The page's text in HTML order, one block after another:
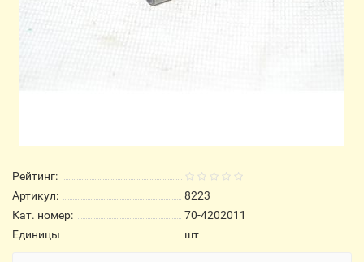
Рейтинг:
Артикул:
8223
Кат. номер:
70-4202011
Единицы
шт